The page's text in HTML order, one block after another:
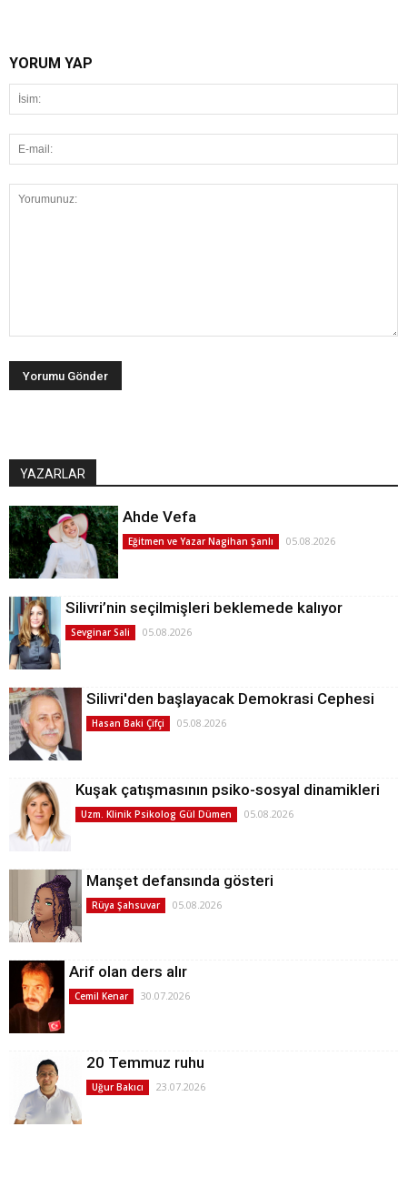
YORUM YAP
YAZARLAR
Ahde Vefa
Eğitmen ve Yazar Nagihan Şanlı 05.08.2026
Silivri’nin seçilmişleri beklemede kalıyor
Sevginar Sali 05.08.2026
Silivri'den başlayacak Demokrasi Cephesi
Hasan Baki Çifçi 05.08.2026
Kuşak çatışmasının psiko-sosyal dinamikleri
Uzm. Klinik Psikolog Gül Dümen 05.08.2026
Manşet defansında gösteri
Rüya Şahsuvar 05.08.2026
Arif olan ders alır
Cemil Kenar 30.07.2026
20 Temmuz ruhu
Uğur Bakıcı 23.07.2026